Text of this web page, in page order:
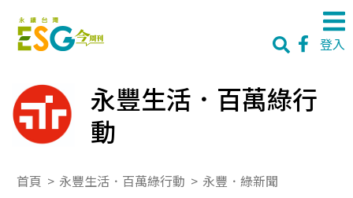
登入
永豐生活．百萬綠行
動
首頁 > 永豐生活．百萬綠行動 > 永豐．綠新聞